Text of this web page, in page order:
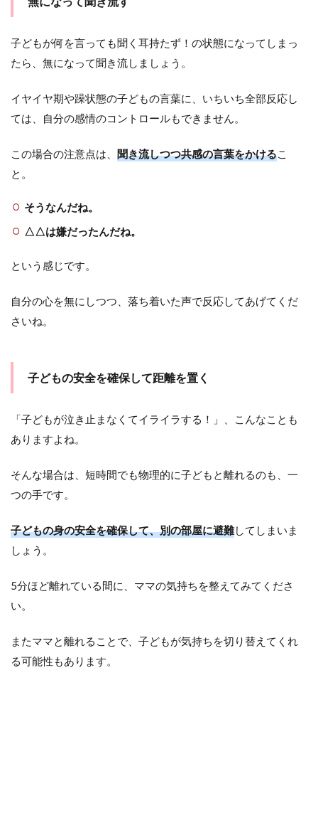
子どもが何を言っても聞く耳持たず！の状態になってしまっ
たら、無になって聞き流しましょう。
イヤイヤ期や躁状態の子どもの言葉に、いちいち全部反応し
ては、自分の感情のコントロールもできません。
この場合の注意点は、 聞き流しつつ共感の言葉をかけるこ
と。
そうなんだね。
△△は嫌だったんだね。
という感じです。
自分の心を無にしつつ、落ち着いた声で反応してあげてくだ
さいね。
子どもの安全を確保して距離を置く
「子どもが泣き止まなくてイライラする！」、こんなことも
ありますよね。
そんな場合は、短時間でも物理的に子どもと離れるのも、一
つの手です。
子どもの身の安全を確保して、別の部屋に避難してしまいま
しょう。
5分ほど離れている間に、ママの気持ちを整えてみてくださ
い。
またママと離れることで、子どもが気持ちを切り替えてくれ
る可能性もあります。